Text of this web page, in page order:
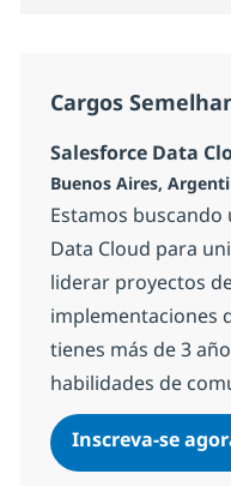
Cargos
Salesforce Data
Localização
Buenos Aires,
Estamos buscando
Data Cloud para
liderar proyectos
implementaciones
tienes más de 3
habilidades de
Inscreva-se